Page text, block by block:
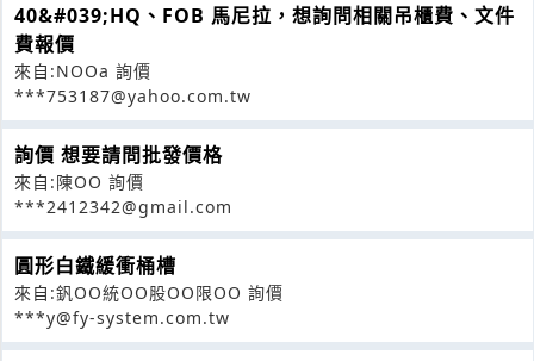
40&#039;HQ、FOB 馬尼拉，想詢問相關吊櫃費、文件
費報價
來自:NOOa 詢價
***753187@yahoo.com.tw
詢價 想要請問批發價格
來自:陳OO 詢價
***2412342@gmail.com
圓形白鐵緩衝桶槽
來自:釩OO統OO股OO限OO 詢價
***y@fy-system.com.tw